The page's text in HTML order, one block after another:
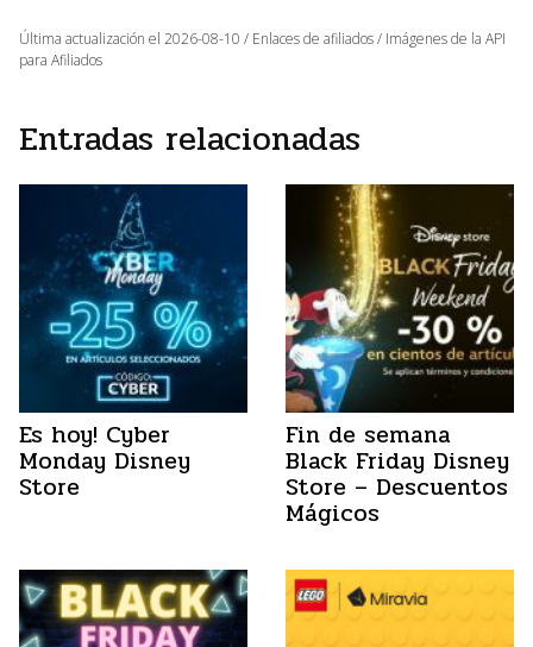
Última actualización el 2026-08-10 / Enlaces de afiliados / Imágenes de la API
para Afiliados
Entradas relacionadas
Es hoy! Cyber
Monday Disney
Store
Fin de semana
Black Friday Disney
Store – Descuentos
Mágicos